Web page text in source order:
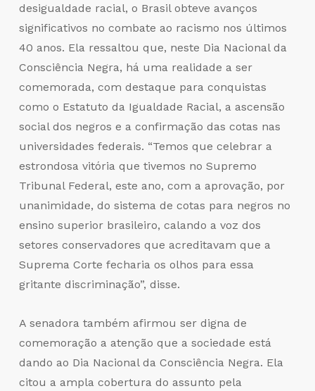
desigualdade racial, o Brasil obteve avanços
significativos no combate ao racismo nos últimos
40 anos. Ela ressaltou que, neste Dia Nacional da
Consciência Negra, há uma realidade a ser
comemorada, com destaque para conquistas
como o Estatuto da Igualdade Racial, a ascensão
social dos negros e a confirmação das cotas nas
universidades federais. “Temos que celebrar a
estrondosa vitória que tivemos no Supremo
Tribunal Federal, este ano, com a aprovação, por
unanimidade, do sistema de cotas para negros no
ensino superior brasileiro, calando a voz dos
setores conservadores que acreditavam que a
Suprema Corte fecharia os olhos para essa
gritante discriminação”, disse.
A senadora também afirmou ser digna de
comemoração a atenção que a sociedade está
dando ao Dia Nacional da Consciência Negra. Ela
citou a ampla cobertura do assunto pela